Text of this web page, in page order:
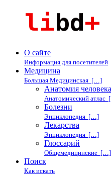
О сайте
Информация для посетителей
Медицина
Большая Медицинская […]
Анатомия человека
Анатомический
Болезни
Энциклопедия […]
Лекарства
Энциклопедия […]
Глоссарий
Общемедицинские […]
Поиск
Как искать